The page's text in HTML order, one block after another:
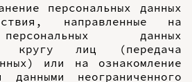
персональных данных
направленные на
данных
кругу лиц (передача
или на ознакомление
данными неограниченного